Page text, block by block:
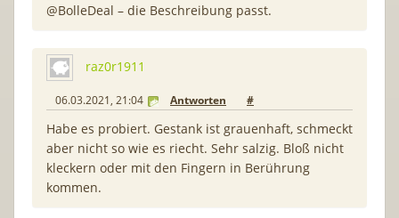
@BolleDeal – die Beschreibung passt.
raz0r1911
06.03.2021, 21:04 Antworten #
Habe es probiert. Gestank ist grauenhaft, schmeckt
aber nicht so wie es riecht. Sehr salzig. Bloß nicht
kleckern oder mit den Fingern in Berührung
kommen.